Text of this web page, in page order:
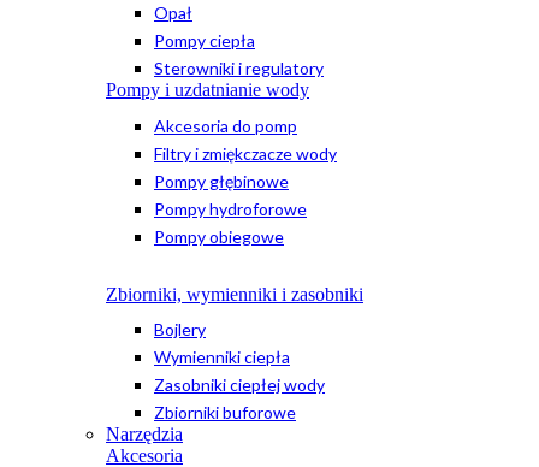
Opał
Pompy ciepła
Sterowniki i regulatory
Pompy i uzdatnianie wody
Akcesoria do pomp
Filtry i zmiękczacze wody
Pompy głębinowe
Pompy hydroforowe
Pompy obiegowe
Zbiorniki, wymienniki i zasobniki
Bojlery
Wymienniki ciepła
Zasobniki ciepłej wody
Zbiorniki buforowe
Narzędzia
Akcesoria